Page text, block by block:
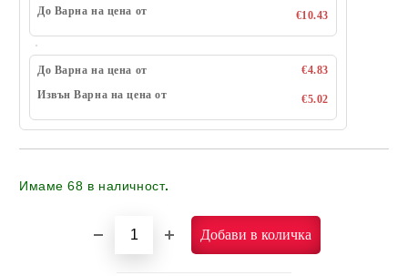
До Варна на цена от
€10.43
До Варна на цена от
€4.83
Извън Варна на цена от
€5.02
Имаме68 в наличност.